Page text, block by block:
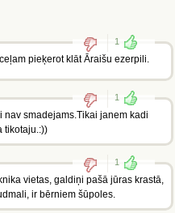
1
pieķerot klāt Āraišu ezerpili.
1
nav smadejams.Tikai janem kadi
tikotaju.:))
1
vietas, galdiņi pašā jūras krastā,
ir bērniem šūpoles.